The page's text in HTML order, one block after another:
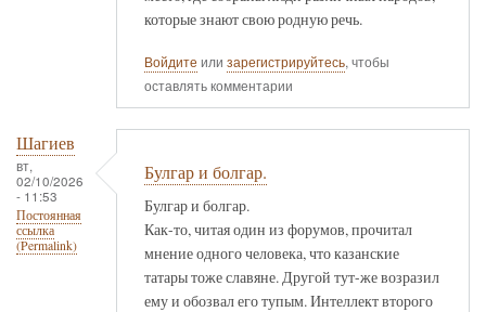
которые знают свою родную речь.
Войдите или зарегистрируйтесь, чтобы
оставлять комментарии
Шагиев
вт,
02/10/2026
- 11:53
Постоянная
ссылка
(Permalink)
Булгар и болгар.
Булгар и болгар.
Как-то, читая один из форумов, прочитал
мнение одного человека, что казанские
татары тоже славяне. Другой тут-же возразил
ему и обозвал его тупым. Интеллект второго